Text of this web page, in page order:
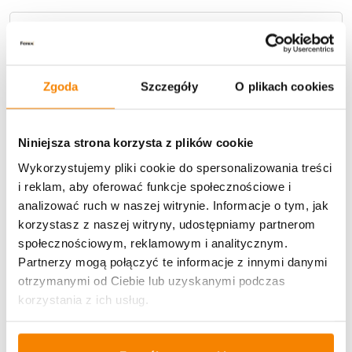
Zgoda Szczegóły O plikach cookies
Niniejsza strona korzysta z plików cookie
Wykorzystujemy pliki cookie do spersonalizowania treści
i reklam, aby oferować funkcje społecznościowe i
analizować ruch w naszej witrynie. Informacje o tym, jak
korzystasz z naszej witryny, udostępniamy partnerom
społecznościowym, reklamowym i analitycznym.
Partnerzy mogą połączyć te informacje z innymi danymi
otrzymanymi od Ciebie lub uzyskanymi podczas
korzystania z ich usług.
Potrzebujesz większą ilość? Zapraszamy do naszej
hurtowniiPrzejdź do hurtowni B2B
Specyfikacja
Opinie klientów